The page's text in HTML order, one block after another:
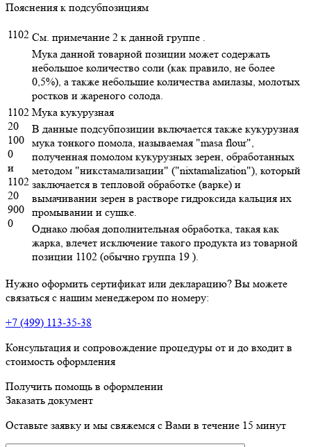
Пояснения к подсубпозициям
1102 См. примечание 2 к данной группе .
Мука данной товарной позиции может содержать
небольшое количество соли (как правило, не более
0,5%), а также небольшие количества амилазы, молотых
ростков и жареного солода.
1102
20
100
0
и
1102
20
900
0
Мука кукурузная
В данные подсубпозиции включается также кукурузная
мука тонкого помола, называемая "masa flour",
полученная помолом кукурузных зерен, обработанных
методом "никстамализации" ("nixtamalization"), который
заключается в тепловой обработке (варке) и
вымачивании зерен в растворе гидроксида кальция их
промывании и сушке.
Однако любая дополнительная обработка, такая как
жарка, влечет исключение такого продукта из товарной
позиции 1102 (обычно группа 19 ).
Нужно оформить сертификат или декларацию? Вы можете
связаться с нашим менеджером по номеру:
+7 (499) 113-35-38
Консультация и сопровождение процедуры от и до входит в
стоимость оформления
Получить помощь в оформлении
Заказать документ
Оставьте заявку и мы свяжемся с Вами в течение 15 минут